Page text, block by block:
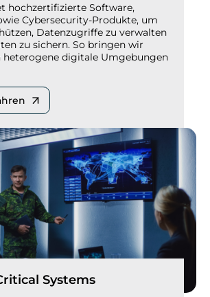
hochzertifizierte Software,
Cybersecurity-Produkte, um
Datenzugriffe zu verwalten
zu sichern. So bringen wir
heterogene digitale Umgebungen
Systems